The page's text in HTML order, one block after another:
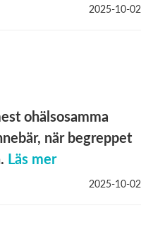
2025-10-02
ohälsosamma
när begreppet
Läs mer
2025-10-02